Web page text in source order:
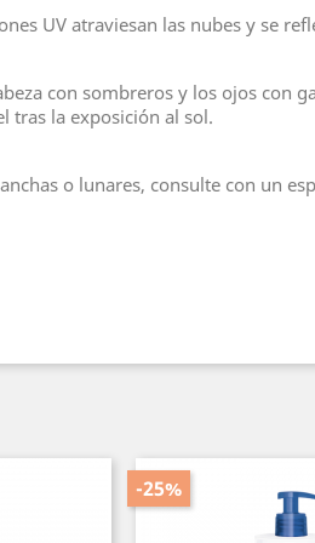
UV atraviesan las nubes y se
con sombreros y los ojos con
tras la exposición al sol.
o lunares, consulte con un
-25%